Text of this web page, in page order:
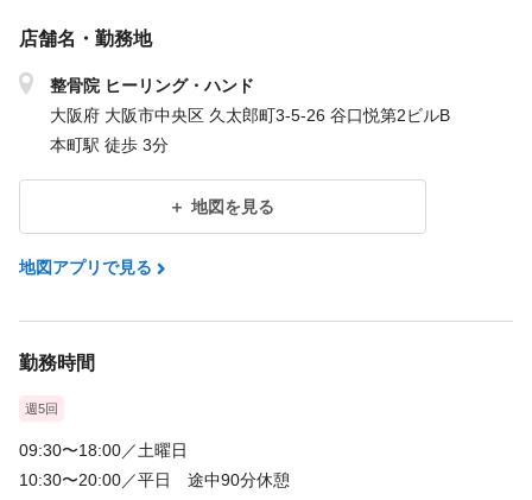
店舗名・勤務地
整骨院 ヒーリング・ハンド
大阪府 大阪市中央区 久太郎町3-5-26 谷口悦第2ビルB
本町駅 徒歩 3分
地図を見る
地図アプリで見る
勤務時間
週5回
09:30〜18:00／土曜日
10:30〜20:00／平日 途中90分休憩